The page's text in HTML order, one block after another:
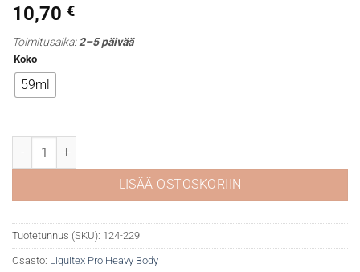
10,70 €
Toimitusaika:2–5 päivää
Koko
59ml
Liquitex Pro Heavy 229 Iridescent rich bronze määrä
LISÄÄ OSTOSKORIIN
Tuotetunnus (SKU): 124-229
Osasto: Liquitex Pro Heavy Body